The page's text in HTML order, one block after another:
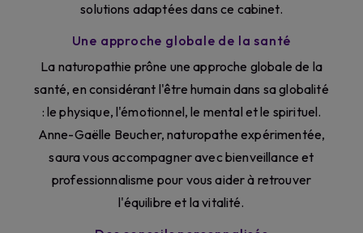
solutions adaptées dans ce cabinet.
Une approche globale de la santé
La naturopathie prône une approche globale de la
santé, en considérant l'être humain dans sa globalité
: le physique, l'émotionnel, le mental et le spirituel.
Anne-Gaëlle Beucher, naturopathe expérimentée,
saura vous accompagner avec bienveillance et
professionnalisme pour vous aider à retrouver
l'équilibre et la vitalité.